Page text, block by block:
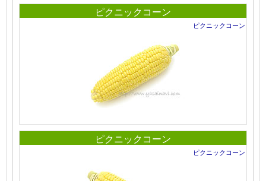
ピクニックコーン
ピクニックコーン
ピクニックコーン
ピクニックコーン